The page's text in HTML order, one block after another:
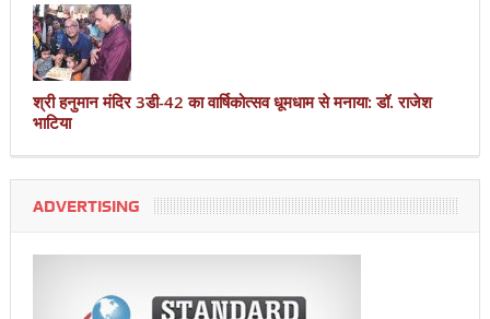
श्री हनुमान मंदिर 3डी-42 का वार्षिकोत्सव धूमधाम से मनाया: डॉ. राजेश
भाटिया
ADVERTISING